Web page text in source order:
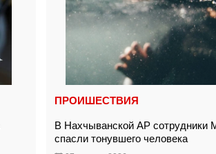
ПРОИШЕСТВИЯ
В Нахчыванской АР сотрудники
спасли тонувшего человека